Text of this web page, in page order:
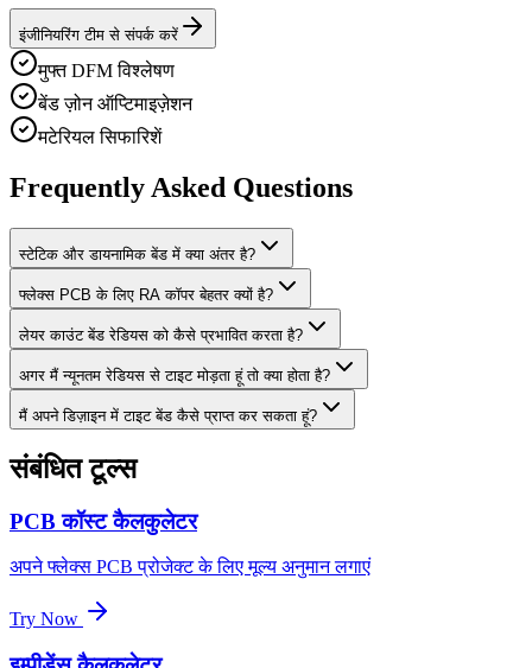
इंजीनियरिंग टीम से संपर्क करें
मुफ्त DFM विश्लेषण
बेंड ज़ोन ऑप्टिमाइज़ेशन
मटेरियल सिफारिशें
Frequently Asked Questions
स्टेटिक और डायनामिक बेंड में क्या अंतर है?
फ्लेक्स PCB के लिए RA कॉपर बेहतर क्यों है?
लेयर काउंट बेंड रेडियस को कैसे प्रभावित करता है?
अगर मैं न्यूनतम रेडियस से टाइट मोड़ता हूं तो क्या होता है?
मैं अपने डिज़ाइन में टाइट बेंड कैसे प्राप्त कर सकता हूं?
संबंधित टूल्स
PCB कॉस्ट कैलकुलेटर
अपने फ्लेक्स PCB प्रोजेक्ट के लिए मूल्य अनुमान लगाएं
Try Now